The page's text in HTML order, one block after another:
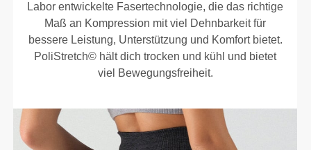
Labor entwickelte Fasertechnologie, die das richtige
Maß an Kompression mit viel Dehnbarkeit für
bessere Leistung, Unterstützung und Komfort bietet.
PoliStretch© hält dich trocken und kühl und bietet
viel Bewegungsfreiheit.